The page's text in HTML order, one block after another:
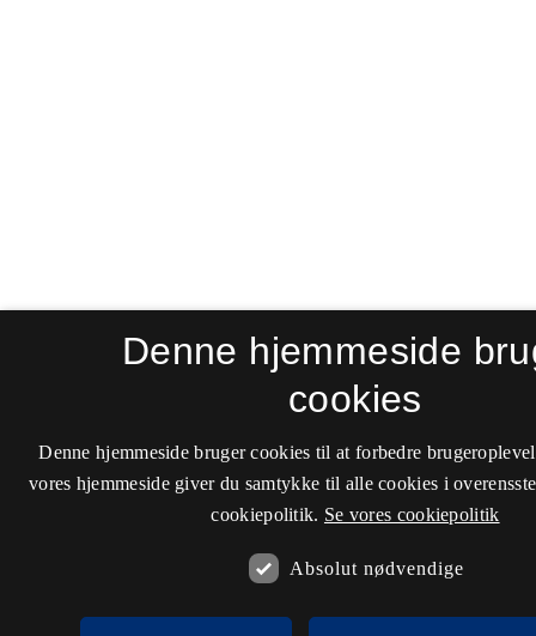
Denne hjemmeside
cookies
Denne hjemmeside bruger cookies til at forbedre
vores hjemmeside giver du samtykke til alle cookies i
cookiepolitik. Se vores cookiepolitik
Absolut nødvendige